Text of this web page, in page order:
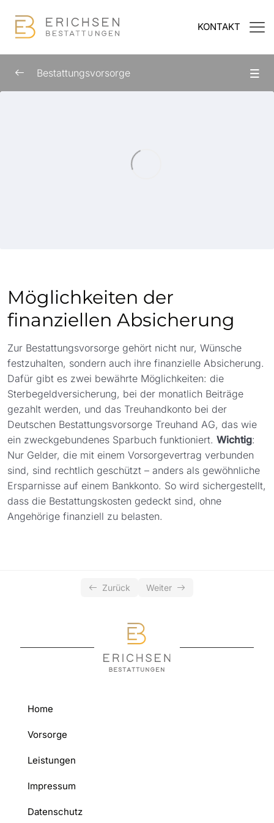
KONTAKT
Warum Bestattungsvorsorge kein
Bestattungsvorsorge
Wie wähle ich den richtigen Bestatter? 01:24
Ab wann sollte man über eine
Bestattungsvorsorge nachdenken?
01:09
Wie funktioniert eine Bestattungsvorsorge? 02:03
Ein persönliches Wort zum Abschluss +
Checkliste
Bestattungsvorsorge
Möglichkeiten der
finanziellen Absicherung
Zur Bestattungsvorsorge gehört nicht nur, Wünsche
festzuhalten, sondern auch ihre finanzielle Absicherung.
Dafür gibt es zwei bewährte Möglichkeiten: die
Sterbegeldversicherung, bei der monatlich Beiträge
gezahlt werden, und das Treuhandkonto bei der
Deutschen Bestattungsvorsorge Treuhand AG, das wie
ein zweckgebundenes Sparbuch funktioniert. Wichtig:
Nur Gelder, die mit einem Vorsorgevertrag verbunden
sind, sind rechtlich geschützt – anders als gewöhnliche
Ersparnisse auf einem Bankkonto. So wird sichergestellt,
dass die Bestattungskosten gedeckt sind, ohne
Angehörige finanziell zu belasten.
Zurück Weiter
Home
Vorsorge
Leistungen
Impressum
Datenschutz